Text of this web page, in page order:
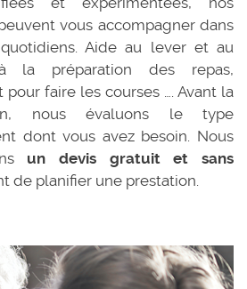
vous accompagner dans
Aide au lever et au
la préparation des repas,
faire les courses …. Avant la
nous évaluons le type
dont vous avez besoin. Nous
un devis gratuit et sans
de planifier une prestation.